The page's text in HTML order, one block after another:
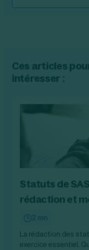
Ces articles
intéresser :
Statuts de
rédaction et
2 mn
La rédaction des
exercice essentiel.